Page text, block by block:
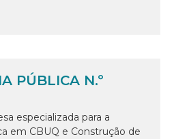
PÚBLICA N.º
especializada para a
em CBUQ e Construção de